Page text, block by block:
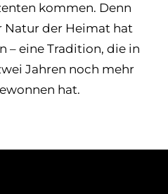
kommen. Denn
Natur der Heimat hat
– eine Tradition, die in
Jahren noch mehr
hat.